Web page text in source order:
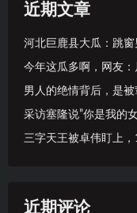
近期文章
河北巨鹿县大瓜：跳
今年这瓜多啊，网友
男人的绝情背后，是
采访塞隆说”你是我的
三字天王被卓伟盯上
近期评论